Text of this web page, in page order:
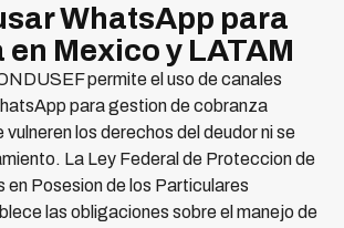
WhatsApp para
Mexico y LATAM
permite el uso de canales
para gestion de cobranza
vulneren los derechos del deudor ni se
La Ley Federal de Proteccion de
en Posesion de los Particulares
las obligaciones sobre el manejo de